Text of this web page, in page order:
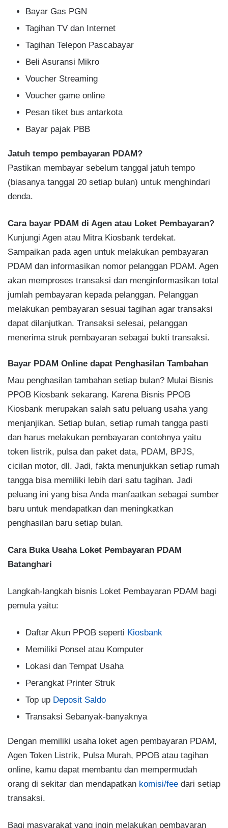
Bayar Gas PGN
Tagihan TV dan Internet
Tagihan Telepon Pascabayar
Beli Asuransi Mikro
Voucher Streaming
Voucher game online
Pesan tiket bus antarkota
Bayar pajak PBB
Jatuh tempo pembayaran PDAM?
Pastikan membayar sebelum tanggal jatuh tempo
(biasanya tanggal 20 setiap bulan) untuk menghindari
denda.
Cara bayar PDAM di Agen atau Loket Pembayaran?
Kunjungi Agen atau Mitra Kiosbank terdekat.
Sampaikan pada agen untuk melakukan pembayaran
PDAM dan informasikan nomor pelanggan PDAM. Agen
akan memproses transaksi dan menginformasikan total
jumlah pembayaran kepada pelanggan. Pelanggan
melakukan pembayaran sesuai tagihan agar transaksi
dapat dilanjutkan. Transaksi selesai, pelanggan
menerima struk pembayaran sebagai bukti transaksi.
Bayar PDAM Online dapat Penghasilan Tambahan
Mau penghasilan tambahan setiap bulan? Mulai Bisnis
PPOB Kiosbank sekarang. Karena Bisnis PPOB
Kiosbank merupakan salah satu peluang usaha yang
menjanjikan. Setiap bulan, setiap rumah tangga pasti
dan harus melakukan pembayaran contohnya yaitu
token listrik, pulsa dan paket data, PDAM, BPJS,
cicilan motor, dll. Jadi, fakta menunjukkan setiap rumah
tangga bisa memiliki lebih dari satu tagihan. Jadi
peluang ini yang bisa Anda manfaatkan sebagai sumber
baru untuk mendapatkan dan meningkatkan
penghasilan baru setiap bulan.
Cara Buka Usaha Loket Pembayaran PDAM
Batanghari
Langkah-langkah bisnis Loket Pembayaran PDAM bagi
pemula yaitu:
Daftar Akun PPOB seperti Kiosbank
Memiliki Ponsel atau Komputer
Lokasi dan Tempat Usaha
Perangkat Printer Struk
Top up Deposit Saldo
Transaksi Sebanyak-banyaknya
Dengan memiliki usaha loket agen pembayaran PDAM,
Agen Token Listrik, Pulsa Murah, PPOB atau tagihan
online, kamu dapat membantu dan mempermudah
orang di sekitar dan mendapatkan komisi/fee dari setiap
transaksi.
Bagi masyarakat yang ingin melakukan pembayaran